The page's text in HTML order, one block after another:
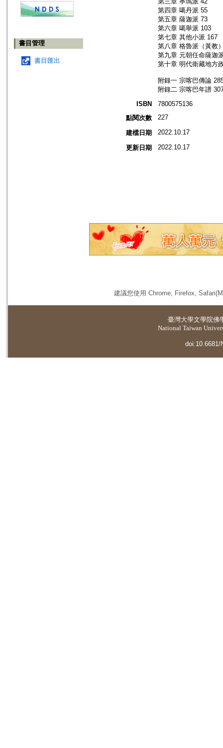
書目管理
書目匯出
第四章 噶丹派 55
第五章 薩迦派 73
第六章 噶舉派 103
第七章 其他小派 167
第八章 格魯派（黃教
第九章 元朝任命薩迦
第十章 明代衛藏地方
附錄一 宗喀巴傳論
附錄二 宗喀巴年譜
ISBN
7800575136
點閱次數
227
建檔日期 2022.10.17
更新日期 2022.10.17
建議您使用 Chrome, Firefox,
臺灣大學文學院佛
National Taiwan
doi:10.6681/